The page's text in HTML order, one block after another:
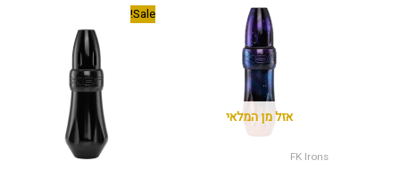
אזל מן המלאי
FK Irons
Sale!
היה:
2,320.00 ₪.